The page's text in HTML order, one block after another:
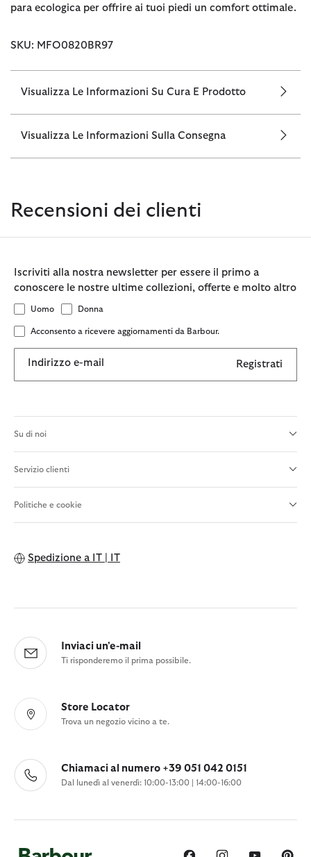
para ecologica per offrire ai tuoi piedi un comfort ottimale.
SKU: MFO0820BR97
Visualizza Le Informazioni Su Cura E Prodotto
Visualizza Le Informazioni Sulla Consegna
Recensioni dei clienti
Iscriviti alla nostra newsletter per essere il primo a
conoscere le nostre ultime collezioni, offerte e molto altro
Uomo Donna
Acconsento a ricevere aggiornamenti da Barbour.
Indirizzo e-mail Registrati
Su di noi
Servizio clienti
Politiche e cookie
Spedizione a IT | IT
Inviaci un'e-mail
Ti risponderemo il prima possibile.
Store Locator
Trova un negozio vicino a te.
Chiamaci al numero +39 051 042 0151
Dal lunedì al venerdì: 10:00-13:00 | 14:00-16:00